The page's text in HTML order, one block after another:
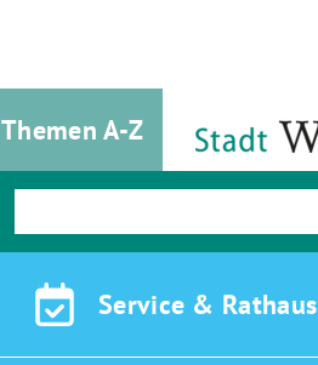
Themen A-Z
Service & Rathaus